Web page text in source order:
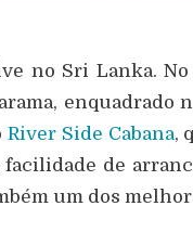
no Sri Lanka.
River Side Cabana,
de
um dos